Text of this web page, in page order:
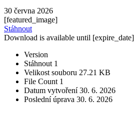
30 června 2026
[featured_image]
Stáhnout
Download is available until [expire_date]
Version
Stáhnout 1
Velikost souboru 27.21 KB
File Count 1
Datum vytvoření30. 6. 2026
Poslední úprava 30. 6. 2026